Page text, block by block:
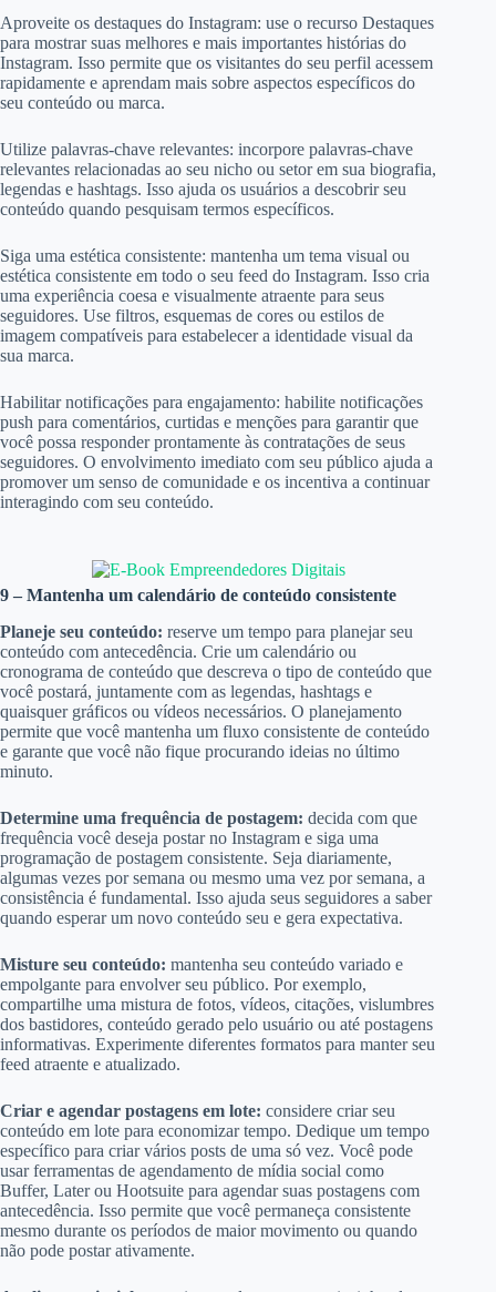
Aproveite os destaques do Instagram: use o recurso Destaques
para mostrar suas melhores e mais importantes histórias do
Instagram. Isso permite que os visitantes do seu perfil acessem
rapidamente e aprendam mais sobre aspectos específicos do
seu conteúdo ou marca.
Utilize palavras-chave relevantes: incorpore palavras-chave
relevantes relacionadas ao seu nicho ou setor em sua biografia,
legendas e hashtags. Isso ajuda os usuários a descobrir seu
conteúdo quando pesquisam termos específicos.
Siga uma estética consistente: mantenha um tema visual ou
estética consistente em todo o seu feed do Instagram. Isso cria
uma experiência coesa e visualmente atraente para seus
seguidores. Use filtros, esquemas de cores ou estilos de
imagem compatíveis para estabelecer a identidade visual da
sua marca.
Habilitar notificações para engajamento: habilite notificações
push para comentários, curtidas e menções para garantir que
você possa responder prontamente às contratações de seus
seguidores. O envolvimento imediato com seu público ajuda a
promover um senso de comunidade e os incentiva a continuar
interagindo com seu conteúdo.
9 – Mantenha um calendário de conteúdo consistente
Planeje seu conteúdo: reserve um tempo para planejar seu
conteúdo com antecedência. Crie um calendário ou
cronograma de conteúdo que descreva o tipo de conteúdo que
você postará, juntamente com as legendas, hashtags e
quaisquer gráficos ou vídeos necessários. O planejamento
permite que você mantenha um fluxo consistente de conteúdo
e garante que você não fique procurando ideias no último
minuto.
Determine uma frequência de postagem: decida com que
frequência você deseja postar no Instagram e siga uma
programação de postagem consistente. Seja diariamente,
algumas vezes por semana ou mesmo uma vez por semana, a
consistência é fundamental. Isso ajuda seus seguidores a saber
quando esperar um novo conteúdo seu e gera expectativa.
Misture seu conteúdo: mantenha seu conteúdo variado e
empolgante para envolver seu público. Por exemplo,
compartilhe uma mistura de fotos, vídeos, citações, vislumbres
dos bastidores, conteúdo gerado pelo usuário ou até postagens
informativas. Experimente diferentes formatos para manter seu
feed atraente e atualizado.
Criar e agendar postagens em lote: considere criar seu
conteúdo em lote para economizar tempo. Dedique um tempo
específico para criar vários posts de uma só vez. Você pode
usar ferramentas de agendamento de mídia social como
Buffer, Later ou Hootsuite para agendar suas postagens com
antecedência. Isso permite que você permaneça consistente
mesmo durante os períodos de maior movimento ou quando
não pode postar ativamente.